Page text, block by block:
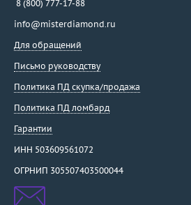
8 (800) 777-17-88
info@misterdiamond.ru
Для обращений
Письмо руководству
Политика ПД скупка/продажа
Политика ПД ломбард
Гарантии
ИНН 503609561072
ОГРНИП 305507403500044